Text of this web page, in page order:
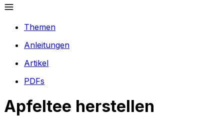
Themen
Anleitungen
Artikel
PDFs
Apfeltee herstellen